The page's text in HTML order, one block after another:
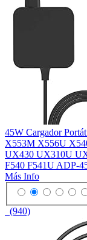
45W Cargador
X553M X556U
UX430 UX310U
F540 F541U ADP-
Más Info
(940)